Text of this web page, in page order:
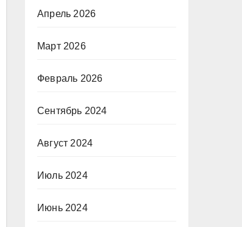
Апрель 2026
Март 2026
Февраль 2026
Сентябрь 2024
Август 2024
Июль 2024
Июнь 2024